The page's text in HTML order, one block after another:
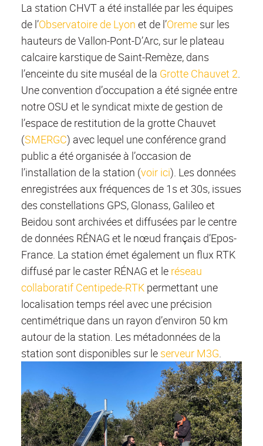
La station CHVT a été installée par les équipes
de l’Observatoire de Lyon et de l’Oreme sur les
hauteurs de Vallon-Pont-D’Arc, sur le plateau
calcaire karstique de Saint-Remèze, dans
l’enceinte du site muséal de la Grotte Chauvet 2.
Une convention d’occupation a été signée entre
notre OSU et le syndicat mixte de gestion de
l’espace de restitution de la grotte Chauvet
(SMERGC) avec lequel une conférence grand
public a été organisée à l’occasion de
l’installation de la station (voir ici). Les données
enregistrées aux fréquences de 1s et 30s, issues
des constellations GPS, Glonass, Galileo et
Beidou sont archivées et diffusées par le centre
de données RÉNAG et le nœud français d’Epos-
France. La station émet également un flux RTK
diffusé par le caster RÉNAG et le réseau
collaboratif Centipede-RTK permettant une
localisation temps réel avec une précision
centimétrique dans un rayon d’environ 50 km
autour de la station. Les métadonnées de la
station sont disponibles sur le serveur M3G.